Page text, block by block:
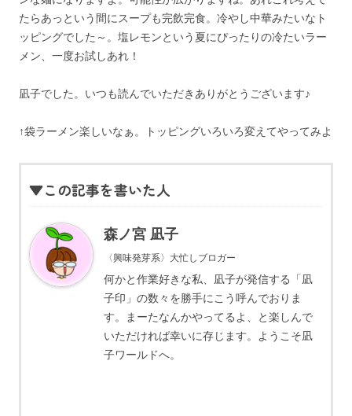
たらあっという間にスープも完飲完食。冷やし中華みたいなト
ッピングでした～。塩レモンという夏にぴったりの冷たいラー
メン、一度お試しあれ！
凪子でした。いつも読んでいただきありがとうございます♪
↑袋ラーメン楽しいなぁ。トッピングいろいろ変えてやってみよ
▼この記事を書いた人
森ノ宮 凪子
〈興味発芽系〉大忙しブロガー
何かと作業好きな私、凪子が発信する「凪
子印」の数々を勝手にこう呼んでおりま
す。まーたなんかやってるよ、と楽しんで
いただければ幸いに存じます。ようこそ凪
子ワールドへ。